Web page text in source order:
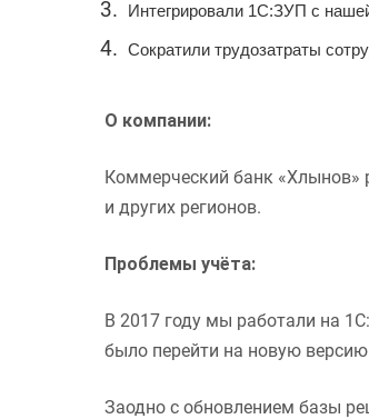
Интегрировали 1С:ЗУП с
Сократили трудозатраты
О компании:
Коммерческий банк «Хлынов»
и других регионов.
Проблемы учёта:
В 2017 году мы работали на
было перейти на новую
Заодно с обновлением базы